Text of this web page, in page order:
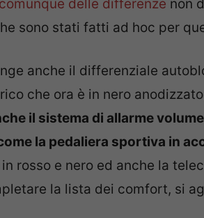
delle differenze non
sono stati fatti ad hoc per
anche il differenziale
che ora è in nero
il sistema di allarme
la pedaliera sportiva in
rosso e nero ed anche la
la lista dei comfort, si